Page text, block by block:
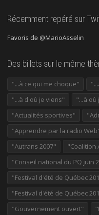
Récemment repéré sur
Favoris de @MarioAsselin
Des billets sur le même
"...à ce qui me choque"
"...à d'où je viens"
"...à où
"Actualités sportives"
"Apprendre par la radio
"Autrans 2007"
"Coalition
"Conseil national du PQ juin
"Festival d'été de Québec
"Festival d'été de Québec
"Gouvernement ouvert"